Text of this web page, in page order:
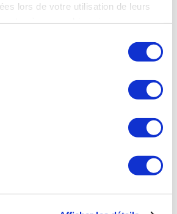
lors de votre utilisation de leurs
de 4 Md£ pour
de Défense aérienne de